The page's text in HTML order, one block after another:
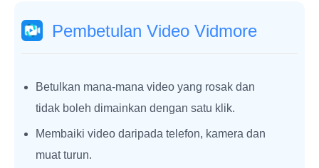
Pembetulan Video Vidmore
Betulkan mana-mana video yang rosak dan
tidak boleh dimainkan dengan satu klik.
Membaiki video daripada telefon, kamera dan
muat turun.